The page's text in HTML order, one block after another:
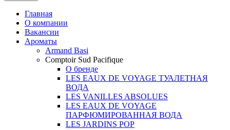
Главная
О компании
Вакансии
Ароматы
Armand Basi
Comptoir Sud Pacifique
О бренде
LES EAUX DE VOYAGE ТУАЛЕТНАЯ
ВОДА
LES VANILLES ABSOLUES
LES EAUX DE VOYAGE
ПАРФЮМИРОВАННАЯ ВОДА
LES JARDINS POP